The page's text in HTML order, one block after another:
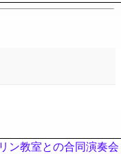
ン教室との合同演奏会